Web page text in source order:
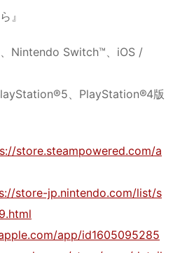
』
Nintendo Switch™、iOS /
、PlayStation®4版
store.steampowered.com/a
store-jp.nintendo.com/list/s
app/id1605095285